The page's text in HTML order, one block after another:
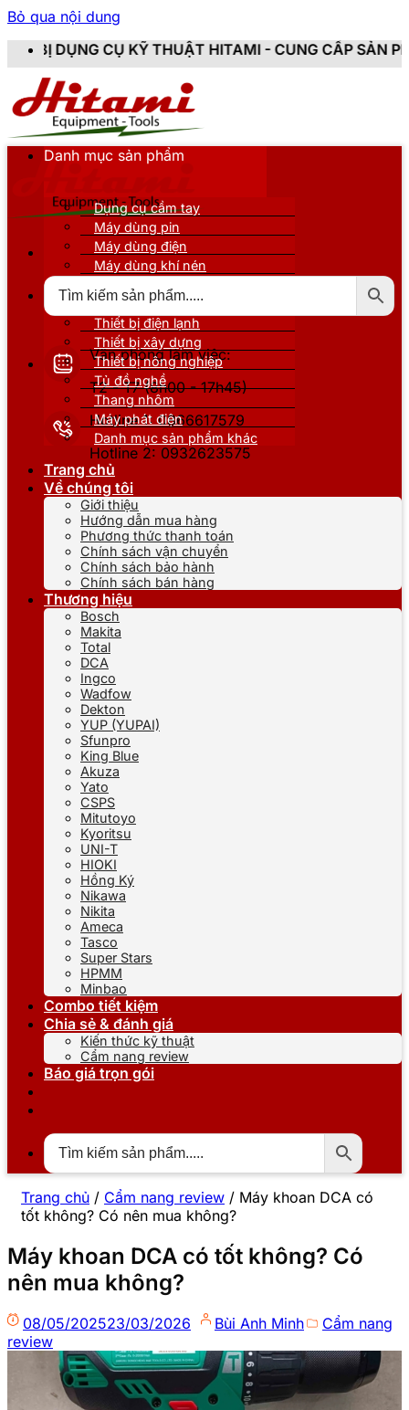
Bỏ qua nội dung
HITAMI - CUNG CẤP SẢN PHẨM CHÍNH HÃNG,
Văn phòng làm việc:
T2 - T7 (8h00 - 17h45)
Hotline 1: 0866617579
Hotline 2: 0932623575
Danh mục sản phẩm
Dụng cụ cầm tay
Máy dùng pin
Máy dùng điện
Máy dùng khí nén
Thiết bị nâng đỡ
Thiết bị điện lạnh
Thiết bị xây dựng
Thiết bị nông nghiệp
Tủ đồ nghề
Thang nhôm
Máy phát điện
Danh mục sản phẩm khác
Trang chủ
Về chúng tôi
Giới thiệu
Hướng dẫn mua hàng
Phương thức thanh toán
Chính sách vận chuyển
Chính sách bảo hành
Chính sách bán hàng
Thương hiệu
Bosch
Makita
Total
DCA
Ingco
Wadfow
Dekton
YUP (YUPAI)
Sfunpro
King Blue
Akuza
Yato
CSPS
Mitutoyo
Kyoritsu
UNI-T
HIOKI
Hồng Ký
Nikawa
Nikita
Ameca
Tasco
Super Stars
HPMM
Minbao
Combo tiết kiệm
Chia sẻ & đánh giá
Kiến thức kỹ thuật
Cẩm nang review
Báo giá trọn gói
Trang chủ / Cẩm nang review / Máy khoan DCA có
tốt không? Có nên mua không?
Máy khoan DCA có tốt không? Có
nên mua không?
08/05/202523/03/2026 Bùi Anh Minh
Cẩm nang
review